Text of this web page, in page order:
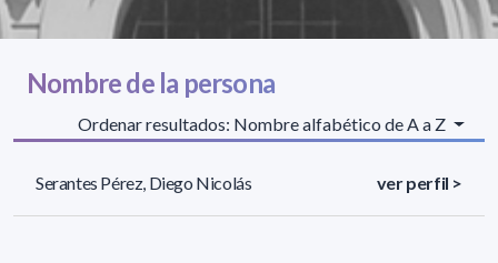
Nombre de la persona
Ordenar resultados: Nombre alfabético de A a Z
Serantes Pérez, Diego Nicolás ver perfil >